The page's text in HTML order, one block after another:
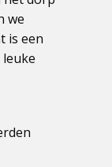
we
is een